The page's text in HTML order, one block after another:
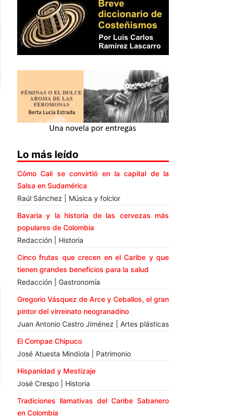
Lo más leído
Cómo Cali se convirtió en la capital de la
Salsa en Sudamérica
Raúl Sánchez | Música y folclor
Bavaria y la historia de las cervezas más
populares de Colombia
Redacción | Historia
Cinco frutas que crecen en el Caribe y que
tienen grandes beneficios para la salud
Redacción | Gastronomía
Gregorio Vásquez de Arce y Ceballos, el gran
pintor del virreinato neogranadino
Juan Antonio Castro Jiménez | Artes plásticas
El Compae Chipuco
José Atuesta Mindiola | Patrimonio
Hispanidad y Mestizaje
José Crespo | Historia
Tradiciones llamativas del Caribe Sabanero
en Colombia